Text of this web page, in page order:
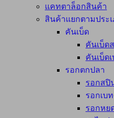
แคทตาล็อกสินค้า
สินค้าแยกตามประ
คันเบ็ด
คันเบ็ด
คันเบ็ด
รอกตกปลา
รอกสปิ
รอกเบ
รอกหย